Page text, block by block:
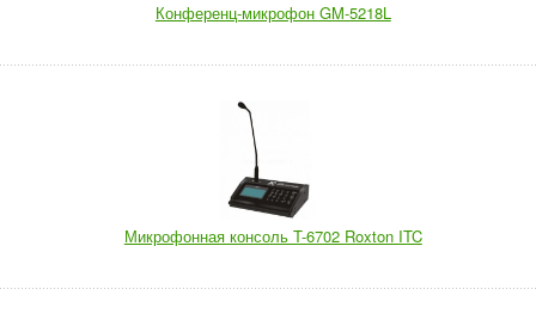
Конференц-микрофон GM-5218L
Микрофонная консоль T-6702 Roxton ITC